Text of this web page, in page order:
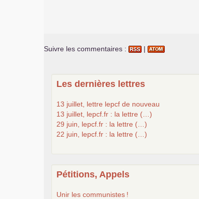
Suivre les commentaires : |
Les dernières lettres
13 juillet, lettre lepcf de nouveau
13 juillet, lepcf.fr : la lettre (…)
29 juin, lepcf.fr : la lettre (…)
22 juin, lepcf.fr : la lettre (…)
Pétitions, Appels
Unir les communistes !